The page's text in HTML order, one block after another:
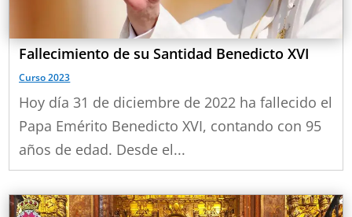
Fallecimiento de su Santidad Benedicto XVI
Curso 2023
Hoy día 31 de diciembre de 2022 ha fallecido el
Papa Emérito Benedicto XVI, contando con 95
años de edad. Desde el...